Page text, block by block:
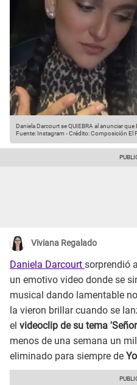
Daniela Darcourt se QUIEBRA al anunciar
Fuente: Instagram -Crédito: Composición El
Viviana Regalado
Daniela Darcourt sorprendió
un emotivo video donde se
musical dando lamentable
la vieron brillar cuando se
el videoclip de su tema
menos de una semana un
eliminado para siempre de